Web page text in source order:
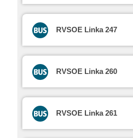
RVSOE Linka 247
RVSOE Linka 260
RVSOE Linka 261